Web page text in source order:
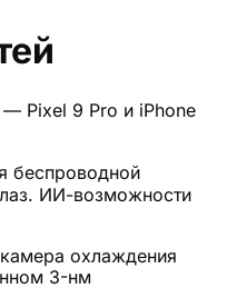
— Pixel 9 Pro и iPhone
беспроводной
ИИ-возможности
охлаждения
3-нм